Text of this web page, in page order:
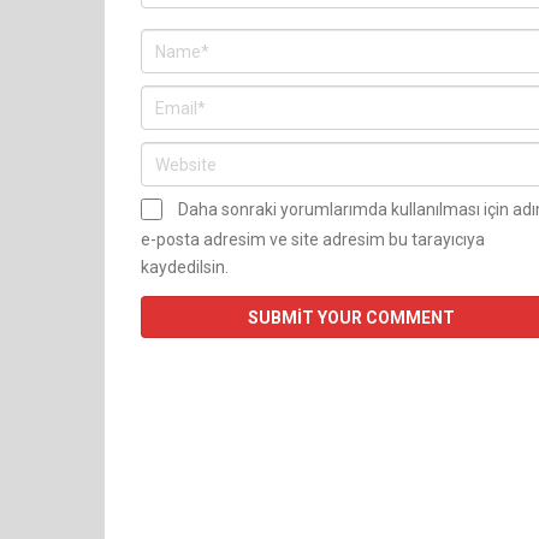
Daha sonraki yorumlarımda kullanılması için
e-posta adresim ve site adresim bu tarayıcıya
kaydedilsin.